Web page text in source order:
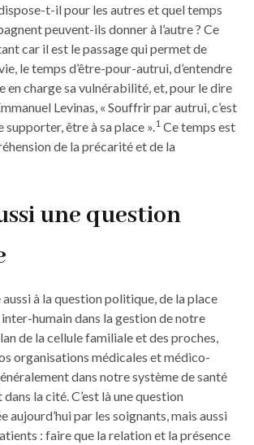
t-il pour les autres et quel temps
peuvent-ils donner à l’autre ? Ce
car il est le passage qui permet de
le temps d’être-pour-autrui, d’entendre
en charge sa vulnérabilité, et, pour le dire
Levinas, « Souffrir par autrui, c’est
supporter, être à sa place ».1 Ce temps est
de la précarité et de la
une question
à la question politique, de la place
inter-humain dans la gestion de notre
de la cellule familiale et des proches,
organisations médicales et médico-
dans notre système de santé
la cité. C’est là une question
aujourd’hui par les soignants, mais aussi
: faire que la relation et la présence